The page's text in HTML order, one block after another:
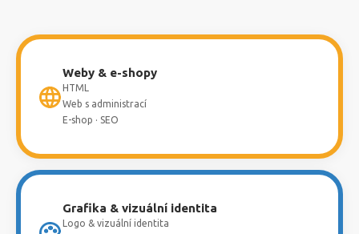
Weby & e-shopy
HTML
Web s administrací
E-shop · SEO
Grafika & vizuální identita
Logo & vizuální identita